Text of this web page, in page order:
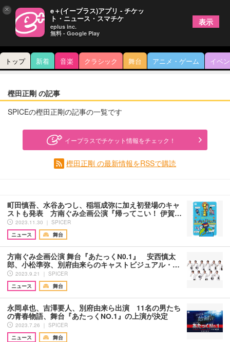
トップ 新着 音楽 クラシック 舞台 アニメ・ゲーム イベ
樫田正剛 の記事
SPICEの樫田正剛の記事の一覧です
イープラスでチケット情報をチェック！
樫田正剛 の最新情報をRSSで購読
町田慎吾、水谷あつし、稲垣成弥に加え初登場のキャ
ストも発表 方南ぐみ企画公演『帰ってこい！ 伊賀…
2023.11.30 ｜ SPICER
ニュース
舞台
方南ぐみ企画公演 舞台『あたっくN0.1』 安西慎太
郎、小松準弥、別府由来らのキャストビジュアル・…
2023.9.21 ｜ SPICER
ニュース
舞台
永岡卓也、吉澤要人、別府由来ら出演 11名の男たち
の青春物語、舞台『あたっくNO.1』の上演が決定
2023.7.26 ｜ SPICER
ニュース
舞台
× e＋(イープラス)アプリ - チケッ
ト・ニュース・スマチケ
eplus inc.
無料 - Google Play
表示